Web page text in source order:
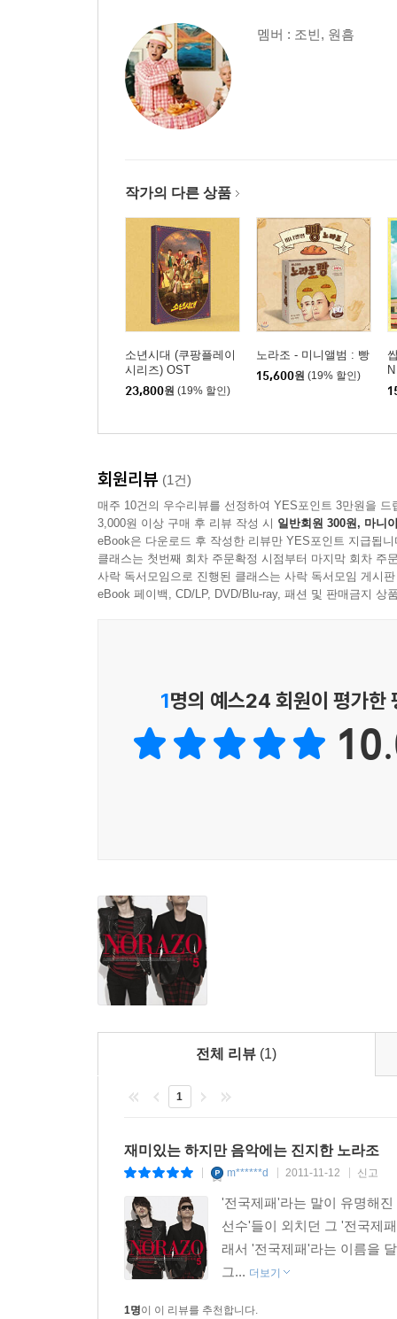
멤버 : 조빈, 원흠
작가의 다른 상품
소년시대 (쿠팡플레이
시리즈) OST
23,800원 (19% 할인)
노라조 - 미니앨범 : 빵
15,600원 (19% 할인)
회원리뷰 (1건)
매주 10건의 우수리뷰를 선정하여 YES포인트 3만원을 드
3,000원 이상 구매 후 리뷰 작성 시 일반회원 300원, 마니
eBook은 다운로드 후 작성한 리뷰만 YES포인트 지급됩니
클래스는 첫번째 회차 주문확정 시점부터 마지막 회차 주
사락 독서모임으로 진행된 클래스는 사락 독서모임 게시
eBook 페이백, CD/LP, DVD/Blu-ray, 패션 및 판매금지 상
1명의 예스24 회원이 평가한
전체 리뷰 (1)
1
재미있는 하지만 음악에는 진지한 노라조
m******d 2011-11-12 신고
'전국제패'라는 말이 유명해
선수'들이 외치던 그 '전국제
래서 '전국제패'라는 이름을
그... 더보기
1명이 이 리뷰를 추천합니다.